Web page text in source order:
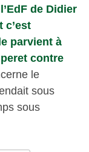
de Didier
c’est
parvient à
contre
le
sous
sous